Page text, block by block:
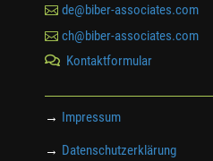
 de@biber-associates.com
 ch@biber-associates.com
 Kontaktformular
→ Impressum
→ Datenschutzerklärung